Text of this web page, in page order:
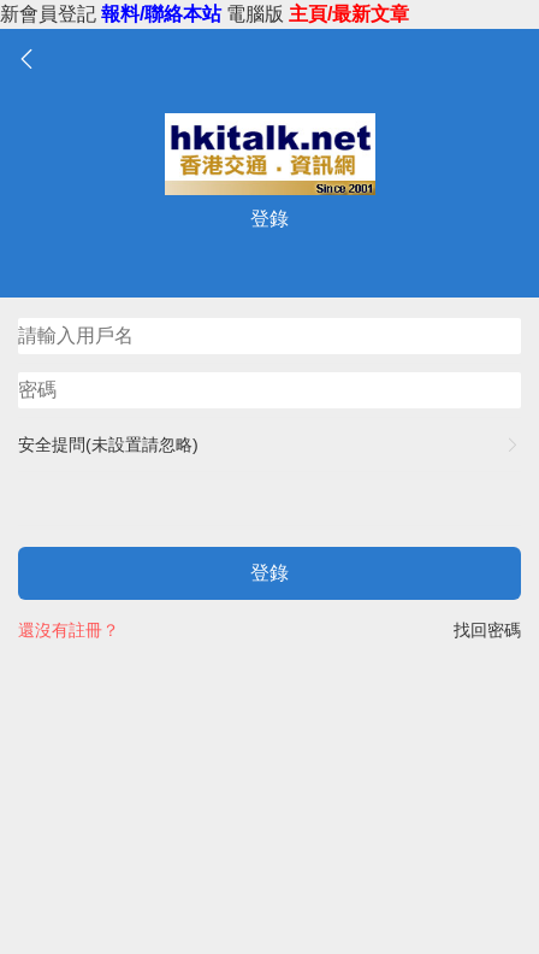
新會員登記 報料/聯絡本站 電腦版 主頁/最新文章
登錄
安全提問(未設置請忽略)
登錄
找回密碼
還沒有註冊？